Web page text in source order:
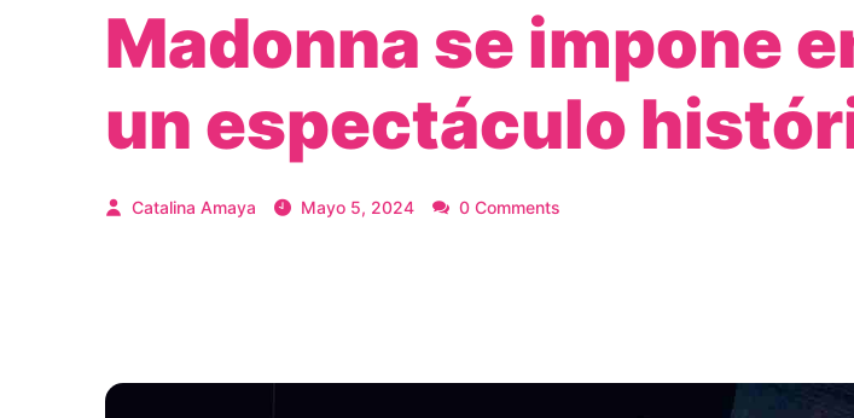
Madonna se impone
un espectáculo
Catalina Amaya Mayo 5, 2024 0 Comments